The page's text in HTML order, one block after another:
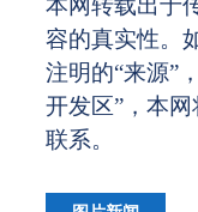
本网转载出于
容的真实性。
注明的“来源”
开发区”，本
联系。